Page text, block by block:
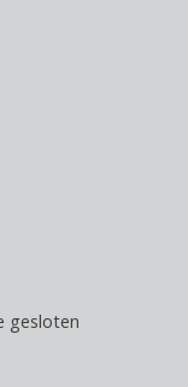
gesloten